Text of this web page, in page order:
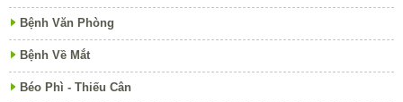
Bệnh Văn Phòng
Bệnh Về Mắt
Béo Phì - Thiếu Cân